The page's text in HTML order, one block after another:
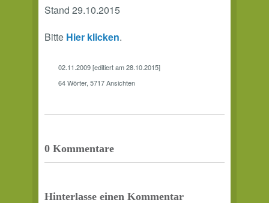
Stand 29.10.2015
Bitte Hier klicken.
02.11.2009 [editiert am 28.10.2015]
64 Wörter, 5717 Ansichten
0 Kommentare
Hinterlasse einen Kommentar